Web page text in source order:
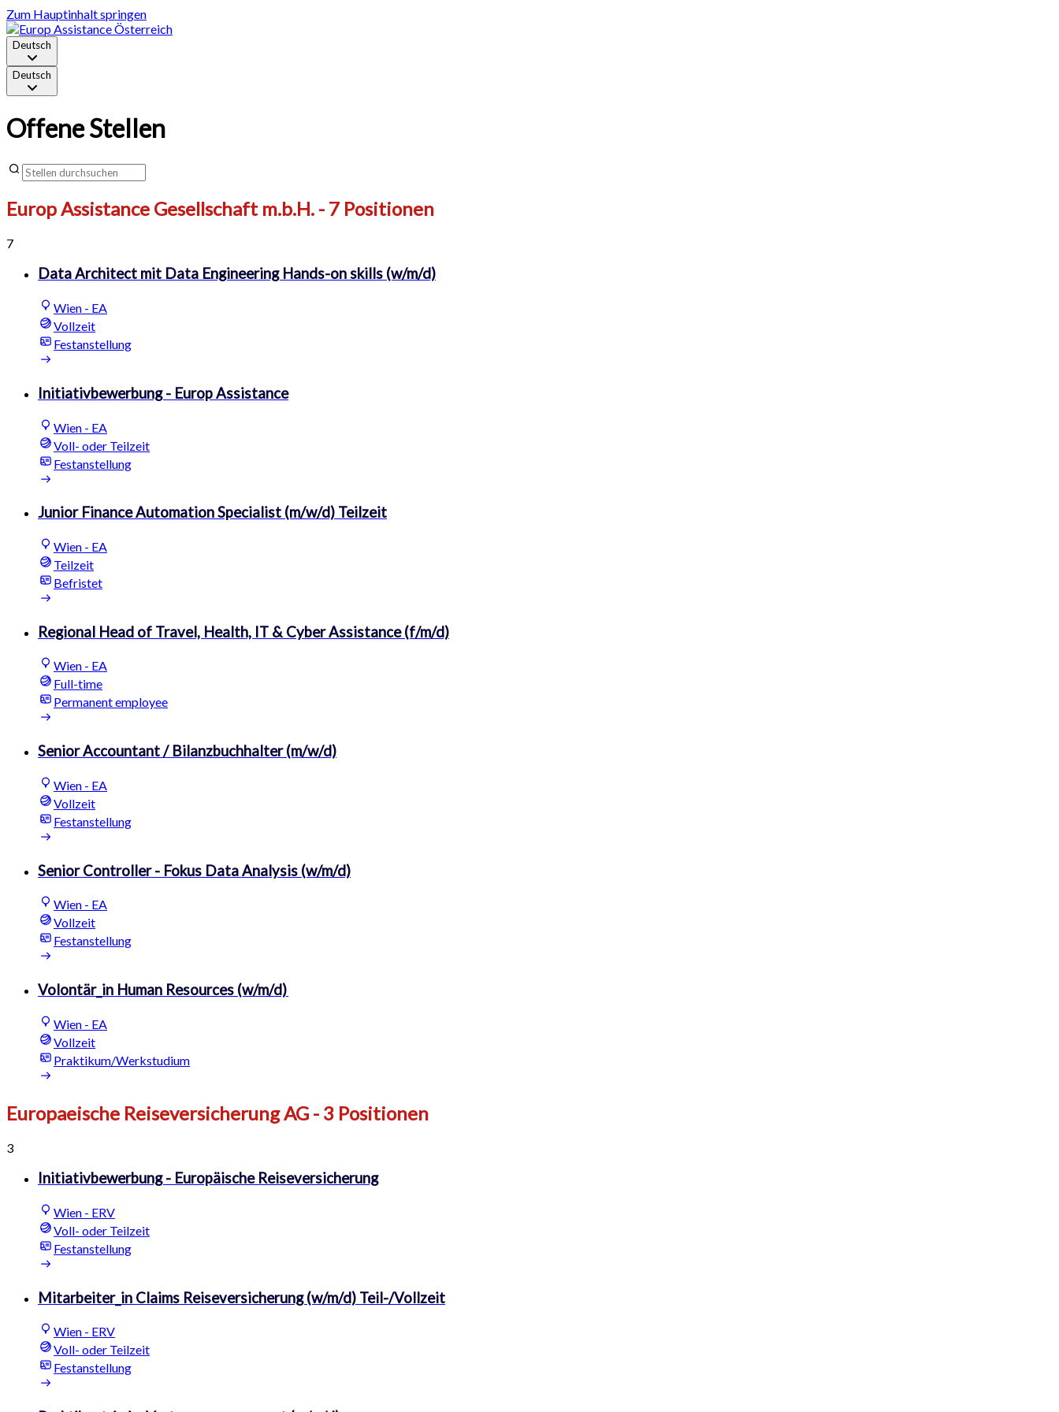
Zum Hauptinhalt springen
Deutsch
Deutsch
Offene Stellen
Europ Assistance Gesellschaft m.b.H. - 7 Positionen
7
Data Architect mit Data Engineering Hands-on skills (w/m/d)
Wien - EA
Vollzeit
Festanstellung
Initiativbewerbung - Europ Assistance
Wien - EA
Voll- oder Teilzeit
Festanstellung
Junior Finance Automation Specialist (m/w/d) Teilzeit
Wien - EA
Teilzeit
Befristet
Regional Head of Travel, Health, IT & Cyber Assistance (f/m/d)
Wien - EA
Full-time
Permanent employee
Senior Accountant / Bilanzbuchhalter (m/w/d)
Wien - EA
Vollzeit
Festanstellung
Senior Controller - Fokus Data Analysis (w/m/d)
Wien - EA
Vollzeit
Festanstellung
Volontär_in Human Resources (w/m/d)
Wien - EA
Vollzeit
Praktikum/Werkstudium
Europaeische Reiseversicherung AG - 3 Positionen
3
Initiativbewerbung - Europäische Reiseversicherung
Wien - ERV
Voll- oder Teilzeit
Festanstellung
Mitarbeiter_in Claims Reiseversicherung (w/m/d) Teil-/Vollzeit
Wien - ERV
Voll- oder Teilzeit
Festanstellung